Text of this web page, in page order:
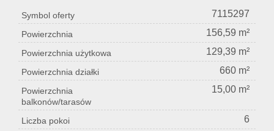
Symbol oferty 7115297
Powierzchnia 156,59 m²
Powierzchnia użytkowa 129,39 m²
Powierzchnia działki 660 m²
Powierzchnia
balkonów/tarasów
15,00 m²
Liczba pokoi 6